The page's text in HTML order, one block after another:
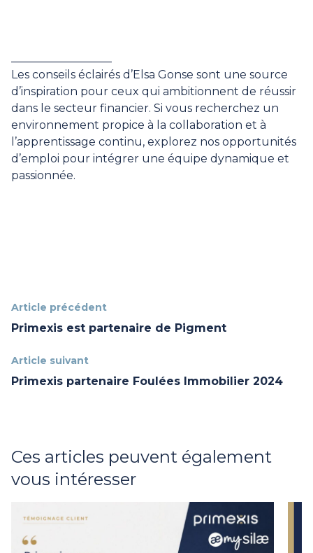
Les conseils éclairés d’Elsa Gonse sont une source
d’inspiration pour ceux qui ambitionnent de réussir
dans le secteur financier. Si vous recherchez un
environnement propice à la collaboration et à
l’apprentissage continu, explorez nos opportunités
d’emploi pour intégrer une équipe dynamique et
passionnée.
Article précédent
Primexis est partenaire de Pigment
Article suivant
Primexis partenaire Foulées Immobilier 2024
Ces articles peuvent également
vous intéresser